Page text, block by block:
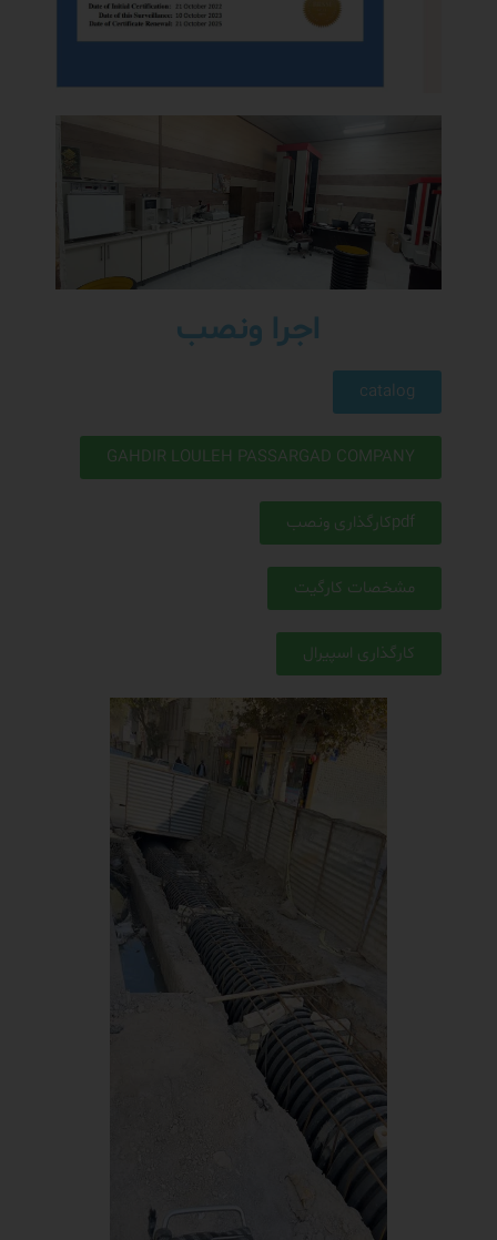
اجرا ونصب
catalog
GAHDIR LOULEH PASSARGAD COMPANY
pdfکارگذاری ونصب
مشخصات کارگیت
کارگذاری اسپیرال